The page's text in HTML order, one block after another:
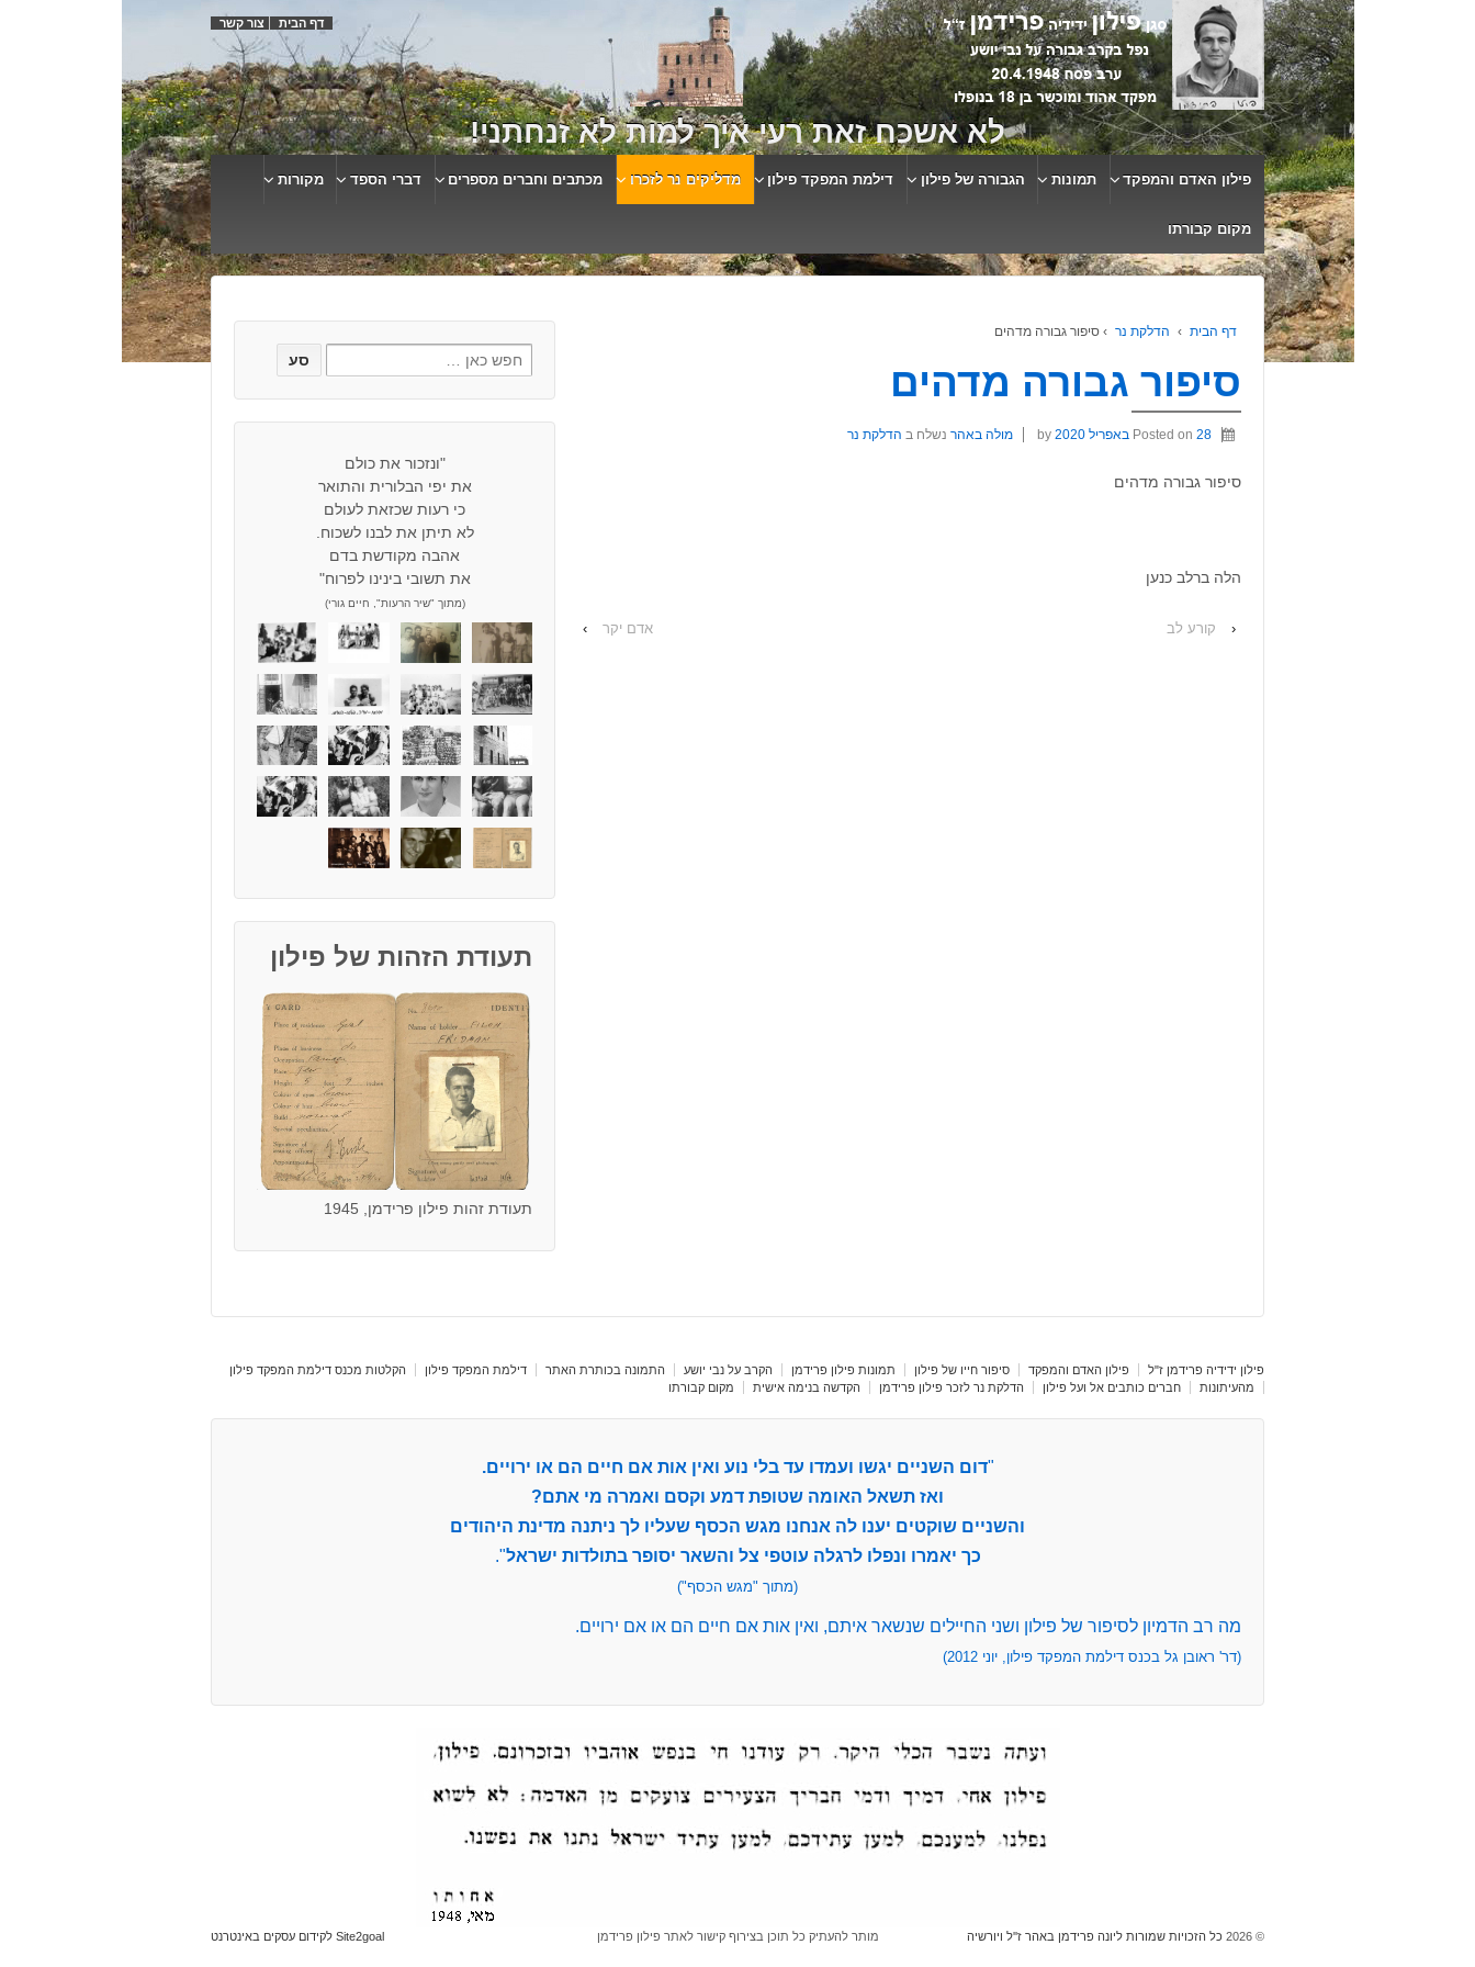
דף הבית צור קשר
לא אשכח זאת רעי איך למות לא זנחתני!
פילון האדם והמפקד תמונות הגבורה של פילון דילמת המפקד פילון מדליקים נר לזכרו מכתבים וחברים מספרים דברי הספד מקורות
מקום קבורתו
דף הבית › הדלקת נר › סיפור גבורה מדהים
סיפור גבורה מדהים
Posted on 28 באפריל 2020 מולה באהר נשלח ב הדלקת נר
סיפור גבורה מדהים
הלה ברלב כנען
‹ קורע לב אדם יקר ›
"ונזכור את כולם
את יפי הבלורית והתואר
כי רעות שכזאת לעולם
לא תיתן את לבנו לשכוח.
אהבה מקודשת בדם
את תשובי בינינו לפרוח"
(מתוך "שיר הרעות", חיים גורי)
תעודת הזהות של פילון
תעודת זהות פילון פרידמן, 1945
פילון ידידיה פרידמן ז"ל פילון האדם והמפקד סיפור חייו של פילון תמונות פילון פרידמן הקרב על נבי יושע התמונה בכותרת האתר דילמת המפקד פילון
הקלטות מכנס דילמת המפקד פילון
מהעיתונות
חברים כותבים אל ועל פילון הדלקת נר לזכר פילון פרידמן הקדשה בנימה אישית מקום קבורתו
"דום השניים יגשו ועמדו עד בלי נוע ואין אות אם חיים הם או ירויים.
ואז תשאל האומה שטופת דמע וקסם ואמרה מי אתם?
והשניים שוקטים יענו לה אנחנו מגש הכסף שעליו לך ניתנה מדינת היהודים
כך יאמרו ונפלו לרגלה עוטפי צל והשאר יסופר בתולדות ישראל".
(מתוך "מגש הכסף")
מה רב הדמיון לסיפור של פילון ושני החיילים שנשאר איתם, ואין אות אם חיים הם או אם ירויים.
(דר' ראובן גל בכנס דילמת המפקד פילון, יוני 2012)
© 2026 כל הזכויות שמורות ליונה פרידמן באהר ז''ל ויורשיה מותר להעתיק כל תוכן בצירוף קישור לאתר פילון פרידמן Site2goal לקידום עסקים באינטרנט